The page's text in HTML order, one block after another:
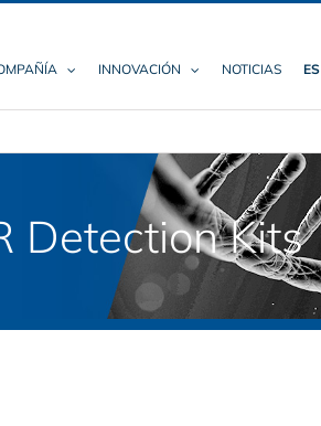
INNOVACIÓN NOTICIAS ES
Detection Kits